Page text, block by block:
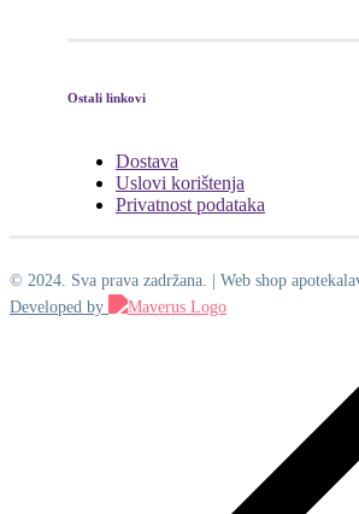
Ostali linkovi
Dostava
Uslovi korištenja
Privatnost podataka
© 2024. Sva prava zadržana. | Web shop
Developed by